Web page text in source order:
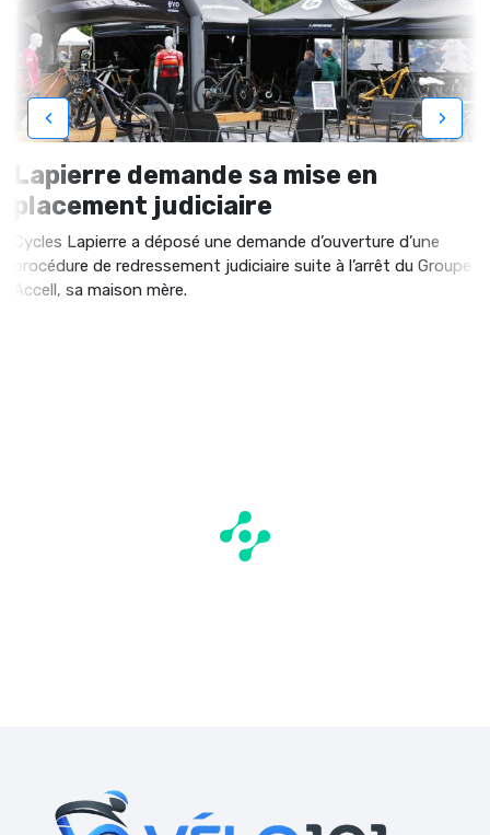
Lapierre demande sa mise en
placement judiciaire
Cycles Lapierre a déposé une demande d’ouverture d’une
procédure de redressement judiciaire suite à l’arrêt du Groupe
Accell, sa maison mère.
‹ ›